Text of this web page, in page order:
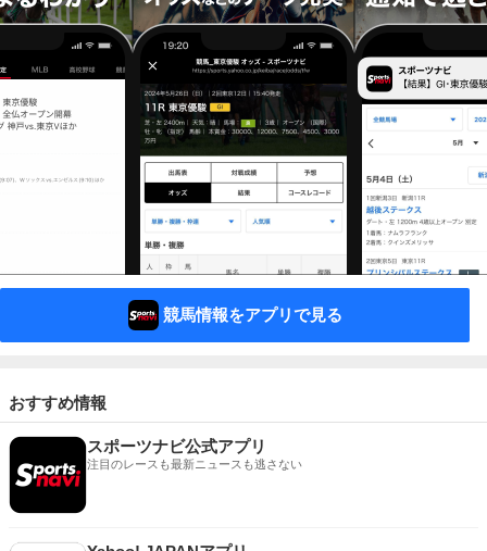
競馬情報をアプリで見る
おすすめ情報
スポーツナビ公式アプリ
注目のレースも最新ニュースも逃さない